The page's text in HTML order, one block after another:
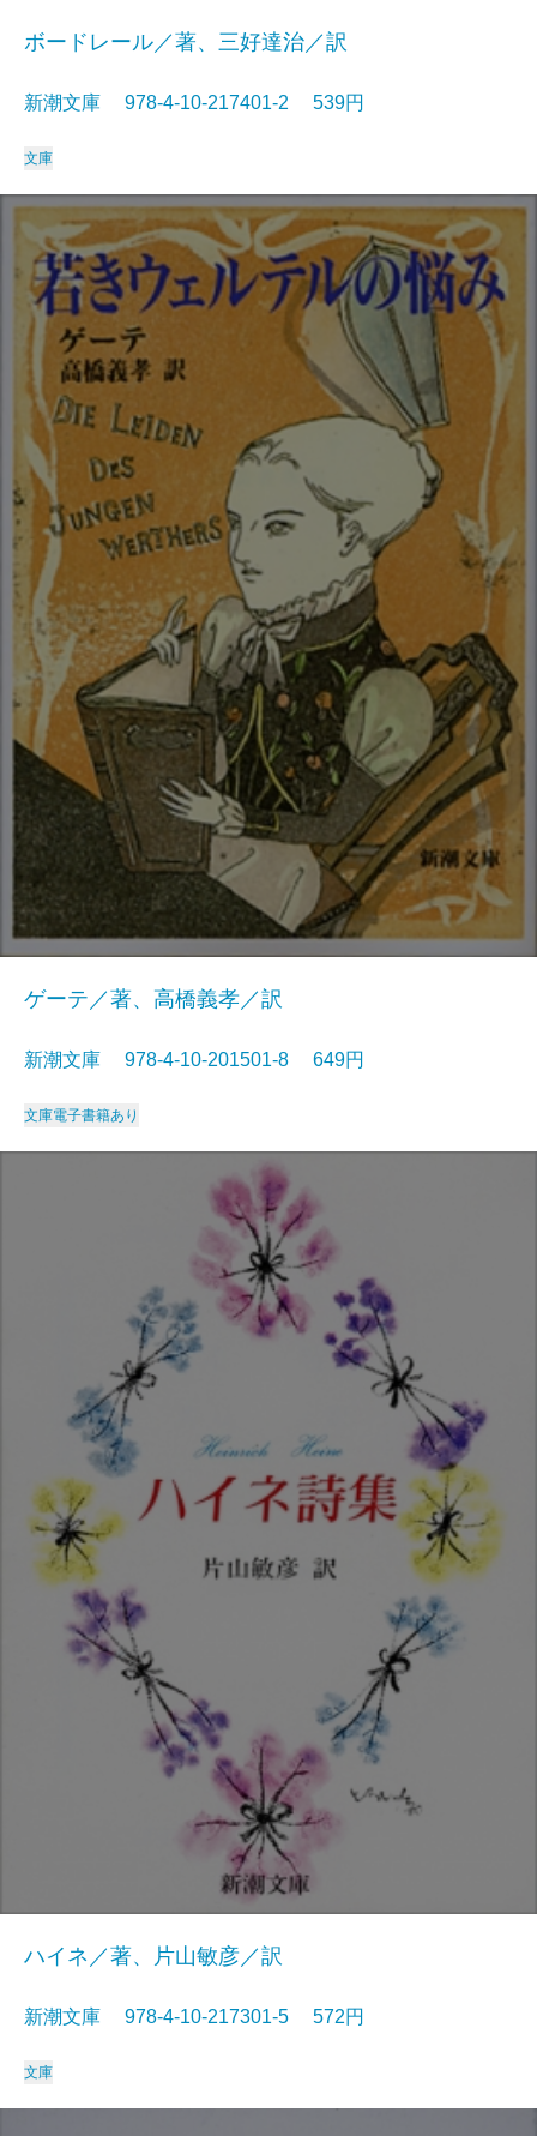
ボードレール／著、三好達治／訳
新潮文庫 978-4-10-217401-2 539円
文庫
ゲーテ／著、高橋義孝／訳
新潮文庫 978-4-10-201501-8 649円
文庫電子書籍あり
ハイネ／著、片山敏彦／訳
新潮文庫 978-4-10-217301-5 572円
文庫